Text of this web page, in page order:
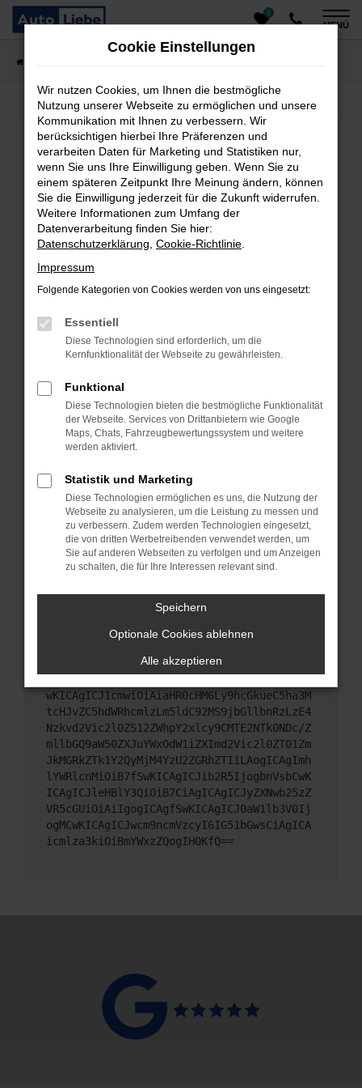
Zum
Hauptinhalt
0
MENÜ
Fehler: Network Error
Beim Laden ist ein Fehler aufgetreten.
Hier sind ein paar Tipps, die dir helfen können:
Überprüfe deine Firewall und deine
Internetverbindung.
Laden andere Webseiten, zum Beispiel deine
Suchmaschine?
Prüfe deine Browsererweiterungen.
das Laden bestimmter Seiten verhindern.
Funktioniert die Seite in einem anderen Browser
oder in einem privaten Fenster?
Das kann manchmal helfen, vorübergehende
Probleme zu beheben.
Stelle sicher, dass dein Browser und dein
Betriebssystem auf dem neuesten Stand sind.
Sicherheitsrisiko, sondern kann auch dazu führen,
dass bestimmte Funktionen nicht mehr
unterstützt werden.
Wende dich an den Webseitenbetreiber.
Wenn du alle oben genannten Schritte versucht
hast, kontaktiere uns bitte. Wir werden versuchen,
das Problem zu beheben. Du kannst uns diesen
Text schicken, um uns bei der Fehlersuche zu
unterstützen:
ewogICJuYW1lIjogIk5ldHdvcmtFcnJvciIsCiAgI
mNvbmZpZyI6IHsKICAgICJtZXRob2QiOiAiR0VUIi
wKICAgICJ1cmwiOiAiaHR0cHM6Ly9hcGkueC5ha3M
tcHJvZC5hdWRhcmlzLm5ldC92MS9jbGllbnRzLzE4
Nzkvd2Vic2l0ZS12ZWhpY2xlcy9CMTE2NTk0NDc/Z
mllbGQ9aW50ZXJuYWxOdW1iZXImd2Vic2l0ZT01Zm
JkMGRkZTk1Y2QyMjM4YzU2ZGRhZTIiLAogICAgImh
lYWRlcnMiOiB7fSwKICAgICJib2R5IjogbnVsbCwK
ICAgICJleHBlY3QiOiB7CiAgICAgICJyZXNwb25zZ
VR5cGUiOiAiIgogICAgfSwKICAgICJ0aW1lb3V0Ij
ogMCwKICAgICJwcm9ncmVzcyI6IG51bGwsCiAgICA
icmlza3kiOiBmYWxzZQogIH0KfQ==
Cookie Einstellungen
Wir nutzen Cookies, um Ihnen die bestmögliche
Nutzung unserer Webseite zu ermöglichen und unsere
Kommunikation mit Ihnen zu verbessern. Wir
berücksichtigen hierbei Ihre Präferenzen und
verarbeiten Daten für Marketing und Statistiken nur,
wenn Sie uns Ihre Einwilligung geben. Wenn Sie zu
einem späteren Zeitpunkt Ihre Meinung ändern, können
Sie die Einwilligung jederzeit für die Zukunft widerrufen.
Weitere Informationen zum Umfang der
Datenverarbeitung finden Sie hier:
Datenschutzerklärung Cookie-Richtlinie
Impressum
Folgende Kategorien von Cookies werden von uns eingesetzt:
Essentiell
Diese Technologien sind erforderlich, um die
Kernfunktionalität der Webseite zu gewährleisten.
Funktional
Diese Technologien bieten die bestmögliche Funktionalität
der Webseite. Services von Drittanbietern wie Google
Maps, Chats, Fahrzeugbewertungssystem und weitere
werden aktiviert.
Statistik und Marketing
Diese Technologien ermöglichen es uns, die Nutzung der
Webseite zu analysieren, um die Leistung zu messen und
zu verbessern. Zudem werden Technologien eingesetzt,
die von dritten Werbetreibenden verwendet werden, um
Sie auf anderen Webseiten zu verfolgen und um Anzeigen
zu schalten, die für Ihre Interessen relevant sind.
Speichern
Optionale Cookies ablehnen
Alle akzeptieren